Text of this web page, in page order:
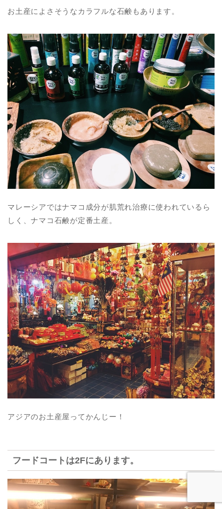
お土産によさそうなカラフルな石鹸もあります。
マレーシアではナマコ成分が肌荒れ治療に使われているら
しく、ナマコ石鹸が定番土産。
アジアのお土産屋ってかんじー！
フードコートは2Fにあります。